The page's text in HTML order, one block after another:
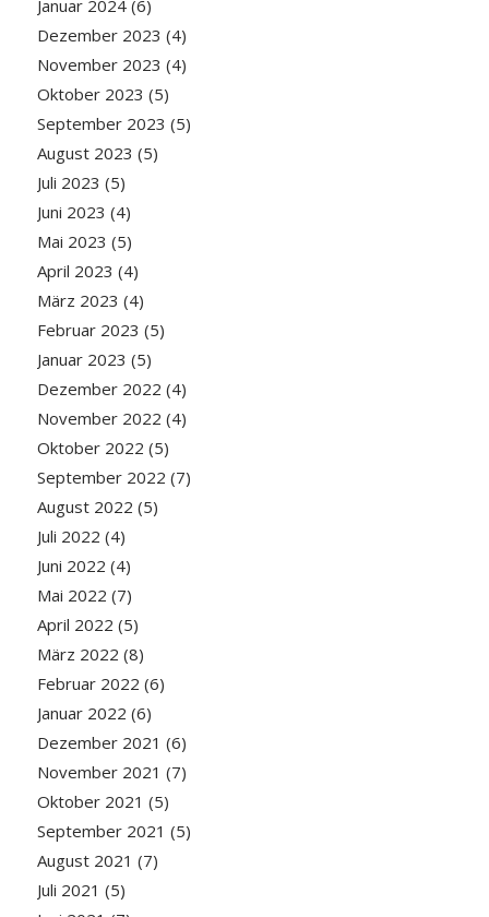
Januar 2024(6)
Dezember 2023 (4)
November 2023 (4)
Oktober 2023 (5)
September 2023 (5)
August 2023 (5)
Juli 2023 (5)
Juni 2023 (4)
Mai 2023 (5)
April 2023 (4)
März 2023 (4)
Februar 2023 (5)
Januar 2023 (5)
Dezember 2022 (4)
November 2022 (4)
Oktober 2022 (5)
September 2022 (7)
August 2022 (5)
Juli 2022 (4)
Juni 2022 (4)
Mai 2022 (7)
April 2022 (5)
März 2022 (8)
Februar 2022 (6)
Januar 2022 (6)
Dezember 2021 (6)
November 2021 (7)
Oktober 2021 (5)
September 2021 (5)
August 2021 (7)
Juli 2021 (5)